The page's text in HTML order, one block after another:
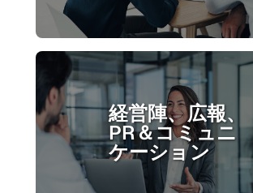
経営陣、広報、
PR＆コミュニ
ケーション